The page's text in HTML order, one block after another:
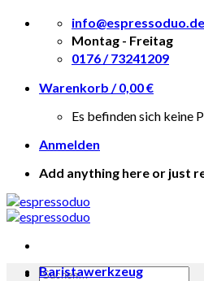
Skip
info@espressoduo.de
Montag - Freitag
0176 / 73241209
Warenkorb /0,00€
Es befinden sich keine
Anmelden
Add anything here or just
Suche
Baristawerkzeug